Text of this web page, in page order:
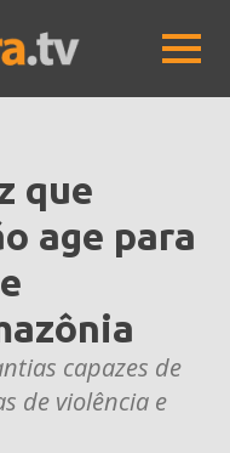
que
age para
capazes de
de violência e